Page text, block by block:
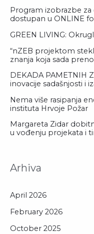
Program izobrazbe
dostupan u ONLINE
GREEN LIVING:
“nZEB projektom
znanja koja sada
DEKADA PAMETNIH
inovacije sadašnjosti i
Nema više rasipanja
instituta Hrvoje Požar
Margareta Zidar
u vođenju projekata i
Arhiva
April 2026
February 2026
October 2025